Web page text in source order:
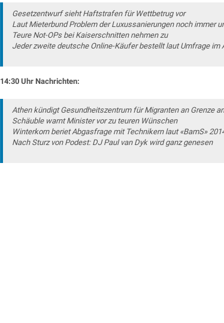
Gesetzentwurf sieht Haftstrafen für Wettbetrug vor
Laut Mieterbund Problem der Luxussanierungen noch immer
Teure Not-OPs bei Kaiserschnitten nehmen zu
Jeder zweite deutsche Online-Käufer bestellt laut Umfrage im
14:30 Uhr Nachrichten:
Athen kündigt Gesundheitszentrum für Migranten an Grenze an
Schäuble warnt Minister vor zu teuren Wünschen
Winterkorn beriet Abgasfrage mit Technikern laut «BamS»
Nach Sturz von Podest: DJ Paul van Dyk wird ganz genesen